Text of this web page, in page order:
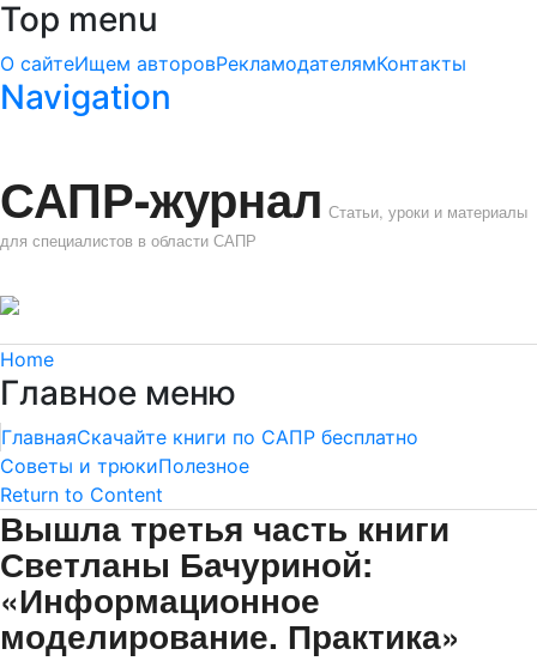
Top menu
О сайтеИщем авторовРекламодателямКонтакты
Navigation
САПР-журнал Статьи, уроки и материалы
для специалистов в области САПР
Home
Главное меню
ГлавнаяСкачайте книги по САПР бесплатно
Советы и трюкиПолезное
Return to Content
Вышла третья часть книги
Светланы Бачуриной:
«Информационное
моделирование. Практика»